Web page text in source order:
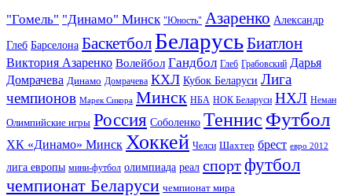
"Гомель" "Динамо" Минск "Юность" Азаренко Александр
Глеб Барселона Баскетбол БеларусьБиатлон
Виктория Азаренко Волейбол Гандбол Глеб Грабовский Дарья
Домрачева Динамо Домрачева КХЛ Кубок Беларуси Лига
чемпионов Марек Сикора Минск НБА НОК Беларуси НХЛ Неман
Олимпийские игры Россия Соболенко Теннис Футбол
ХК «Динамо» Минск Хоккей Челси Шахтер брест евро 2012
лига европы мини-футбол олимпиада реал спортфутбол
чемпионат Беларуси чемпионат мира